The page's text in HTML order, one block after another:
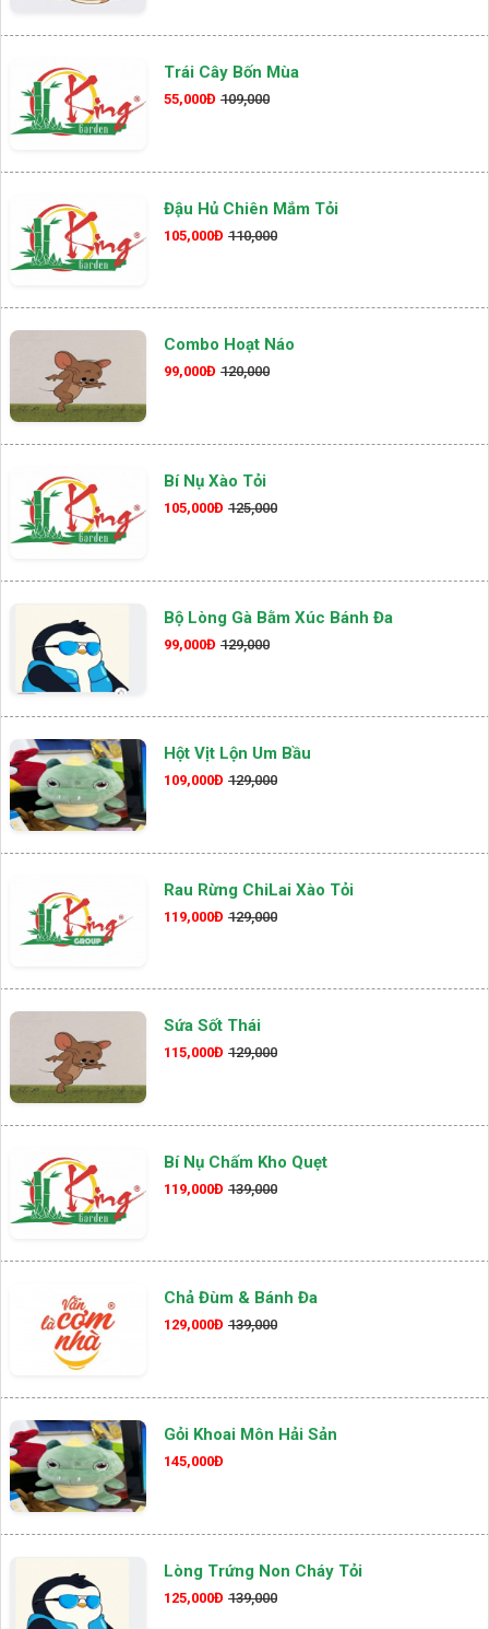
Trái Cây Bốn Mùa
55,000Đ 109,000
Đậu Hủ Chiên Mắm Tỏi
105,000Đ 110,000
Combo Hoạt Náo
99,000Đ 120,000
Bí Nụ Xào Tỏi
105,000Đ 125,000
Bộ Lòng Gà Bằm Xúc Bánh Đa
99,000Đ 129,000
Hột Vịt Lộn Um Bầu
109,000Đ 129,000
Rau Rừng ChiLai Xào Tỏi
119,000Đ 129,000
Sứa Sốt Thái
115,000Đ 129,000
Bí Nụ Chấm Kho Quẹt
119,000Đ 139,000
Chả Đùm & Bánh Đa
129,000Đ 139,000
Gỏi Khoai Môn Hải Sản
145,000Đ
Lòng Trứng Non Cháy Tỏi
125,000Đ 139,000